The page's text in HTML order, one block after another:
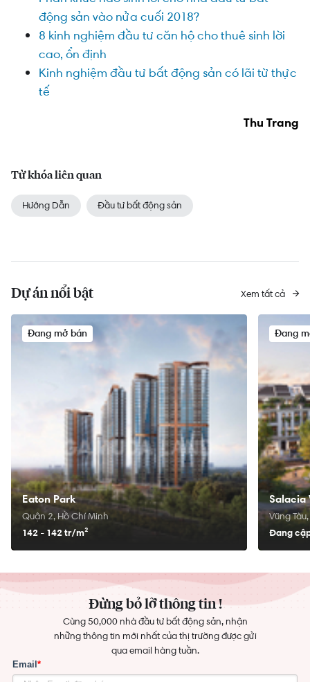
động sản vào nửa cuối 2018?
8 kinh nghiệm đầu tư căn hộ cho thuê sinh lời
cao, ổn định
Kinh nghiệm đầu tư bất động sản có lãi từ thực
tế
Thu Trang
Từ khóa liên quan
Hướng Dẫn Đầu tư bất động sản
Dự án nổi bật Xem tất cả
Đang mở bán
Eaton Park
Quận 2, Hồ Chí Minh
142 - 142 tr/m²
Đang
Salacia
Vũng
Đang
Đừng bỏ lỡ thông tin !
Cùng 50,000 nhà đầu tư bất động sản, nhận
những thông tin mới nhất của thị trường được gửi
qua email hàng tuần.